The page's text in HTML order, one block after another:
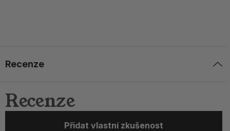
Recenze
Recenze
Přidat vlastní zkušenost